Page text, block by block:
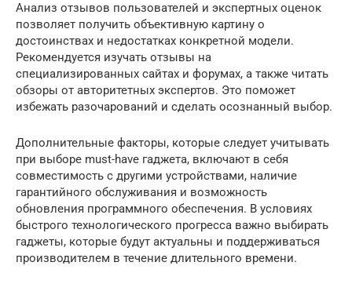
Анализ отзывов пользователей и экспертных оценок
позволяет получить объективную картину о
достоинствах и недостатках конкретной модели.
Рекомендуется изучать отзывы на
специализированных сайтах и форумах, а также читать
обзоры от авторитетных экспертов. Это поможет
избежать разочарований и сделать осознанный выбор.
Дополнительные факторы, которые следует учитывать
при выборе must-have гаджета, включают в себя
совместимость с другими устройствами, наличие
гарантийного обслуживания и возможность
обновления программного обеспечения. В условиях
быстрого технологического прогресса важно выбирать
гаджеты, которые будут актуальны и поддерживаться
производителем в течение длительного времени.